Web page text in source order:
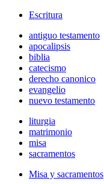
Escritura
antiguo testamento
apocalipsis
biblia
catecismo
derecho canonico
evangelio
nuevo testamento
liturgia
matrimonio
misa
sacramentos
Misa y sacramentos